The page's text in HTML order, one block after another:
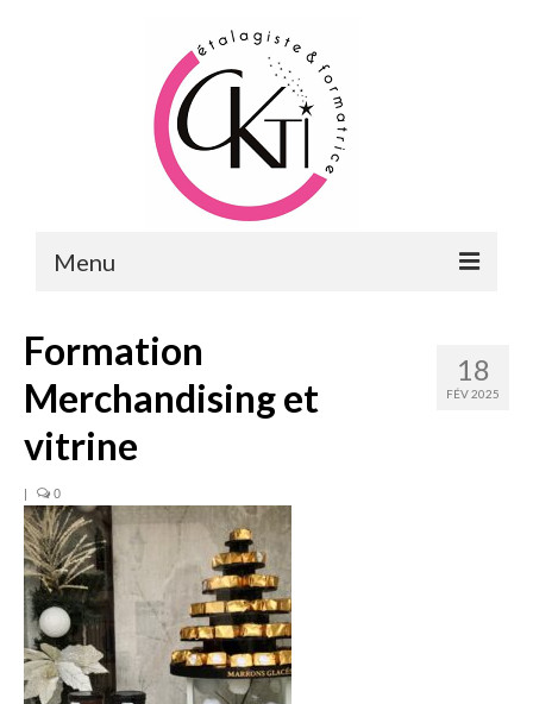
Menu
FORMATIONS DU POINT DE VENTE
FORMATIONS RH
FORMATIONS DE FORMATEURS
CONSEILS & PRESTATIONS
REALISATIONS
18
FÉV 2025
Formation
Merchandising et
vitrine
| 0